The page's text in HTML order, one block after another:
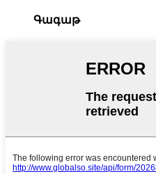
Գագաթ